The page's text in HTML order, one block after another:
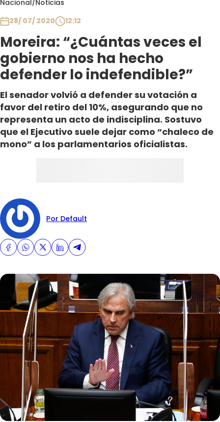
Nacional/Noticias
28/ 07/ 2020
12:12
Moreira: “¿Cuántas veces el
gobierno nos ha hecho
defender lo indefendible?”
El senador volvió a defender su votación a
favor del retiro del 10%, asegurando que no
representa un acto de indisciplina. Sostuvo
que el Ejecutivo suele dejar como “chaleco de
mono” a los parlamentarios oficialistas.
Por Default
Club De La Comedia
Contigo en Directo
Plan Perfecto
El Tiempo
Sabingo
Todos Los Programas